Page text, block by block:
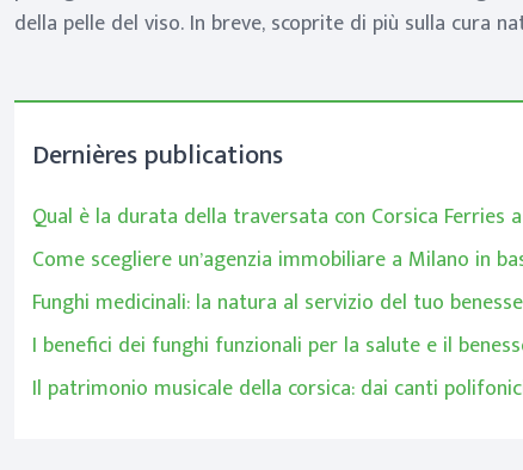
della pelle del viso. In breve, scoprite di più sulla cura
Dernières publications
Qual è la durata della traversata con Corsica Ferries
Come scegliere un’agenzia immobiliare a Milano in
Funghi medicinali: la natura al servizio del tuo
I benefici dei funghi funzionali per la salute e il
Il patrimonio musicale della corsica: dai canti